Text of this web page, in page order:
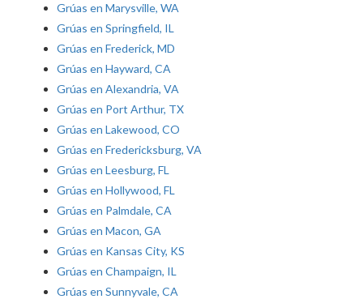
Grúas en Marysville, WA
Grúas en Springfield, IL
Grúas en Frederick, MD
Grúas en Hayward, CA
Grúas en Alexandria, VA
Grúas en Port Arthur, TX
Grúas en Lakewood, CO
Grúas en Fredericksburg, VA
Grúas en Leesburg, FL
Grúas en Hollywood, FL
Grúas en Palmdale, CA
Grúas en Macon, GA
Grúas en Kansas City, KS
Grúas en Champaign, IL
Grúas en Sunnyvale, CA